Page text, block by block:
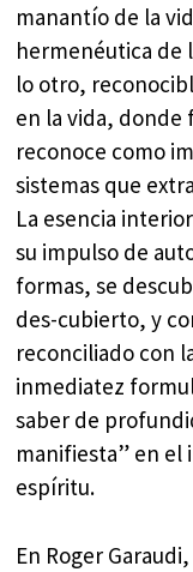
manantío de la
hermenéutica de
lo otro,
en la vida, donde
reconoce como
sistemas que
La esencia
su impulso de
formas, se
des-cubierto, y
reconciliado con
inmediatez
saber de
manifiesta” en
espíritu.
En Roger